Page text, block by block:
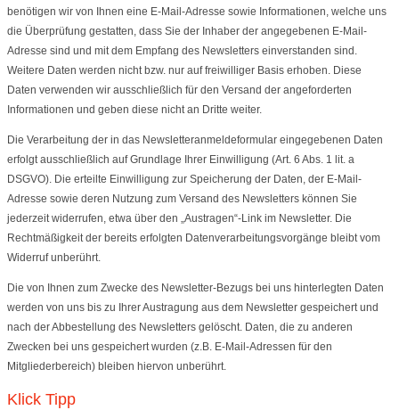
benötigen wir von Ihnen eine E-Mail-Adresse sowie Informationen, welche uns
die Überprüfung gestatten, dass Sie der Inhaber der angegebenen E-Mail-
Adresse sind und mit dem Empfang des Newsletters einverstanden sind.
Weitere Daten werden nicht bzw. nur auf freiwilliger Basis erhoben. Diese
Daten verwenden wir ausschließlich für den Versand der angeforderten
Informationen und geben diese nicht an Dritte weiter.
Die Verarbeitung der in das Newsletteranmeldeformular eingegebenen Daten
erfolgt ausschließlich auf Grundlage Ihrer Einwilligung (Art. 6 Abs. 1 lit. a
DSGVO). Die erteilte Einwilligung zur Speicherung der Daten, der E-Mail-
Adresse sowie deren Nutzung zum Versand des Newsletters können Sie
jederzeit widerrufen, etwa über den „Austragen“-Link im Newsletter. Die
Rechtmäßigkeit der bereits erfolgten Datenverarbeitungsvorgänge bleibt vom
Widerruf unberührt.
Die von Ihnen zum Zwecke des Newsletter-Bezugs bei uns hinterlegten Daten
werden von uns bis zu Ihrer Austragung aus dem Newsletter gespeichert und
nach der Abbestellung des Newsletters gelöscht. Daten, die zu anderen
Zwecken bei uns gespeichert wurden (z.B. E-Mail-Adressen für den
Mitgliederbereich) bleiben hiervon unberührt.
Klick Tipp